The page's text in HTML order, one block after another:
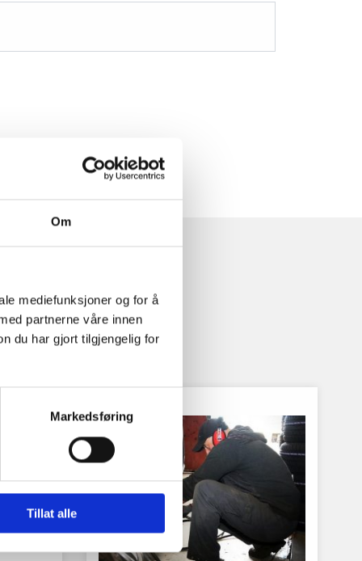
Om
mediefunksjoner og for å
partnerne våre innen
du har gjort tilgjengelig for
Markedsføring
Tillat alle